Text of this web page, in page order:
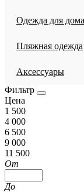
Одежда для
Пляжная одежда
Аксессуары
Фильтр
Цена
1 500
4 000
6 500
9 000
11 500
От
До